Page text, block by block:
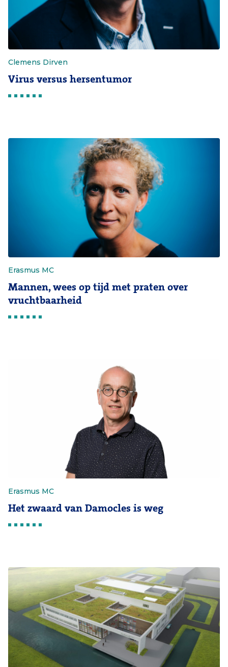
Clemens Dirven
Virus versus hersentumor
Erasmus MC
Mannen, wees op tijd met praten over
vruchtbaarheid
Erasmus MC
Het zwaard van Damocles is weg